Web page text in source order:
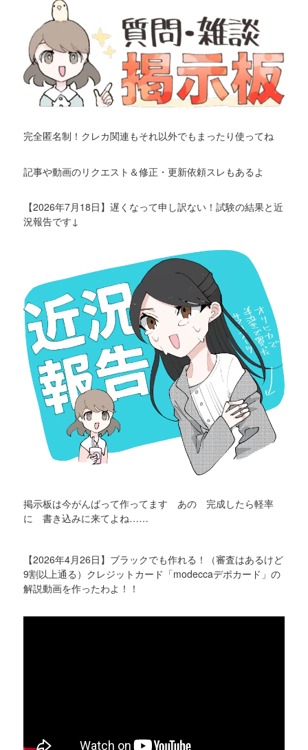
完全匿名制！クレカ関連もそれ以外でもまったり使ってね
記事や動画のリクエスト＆修正・更新依頼スレもあるよ
【2026年7月18日】遅くなって申し訳ない！試験の結果と近
況報告です↓
掲示板は今がんばって作ってます あの 完成したら軽率
に 書き込みに来てよね……
【2026年4月26日】ブラックでも作れる！（審査はあるけど
9割以上通る）クレジットカード「modeccaデポカード」の
解説動画を作ったわよ！！